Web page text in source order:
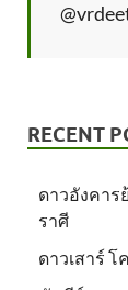
RECENT
ดาวอังคาร
ราศี
ดาวเสาร์